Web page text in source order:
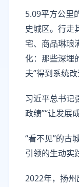
5.09平方公里
史城区。行走
宅、商品琳琅
化：那些深埋
夫”得到系统改
习近平总书记
政绩”“让发展
“看不见”的古
引领的生动实
2022年，扬